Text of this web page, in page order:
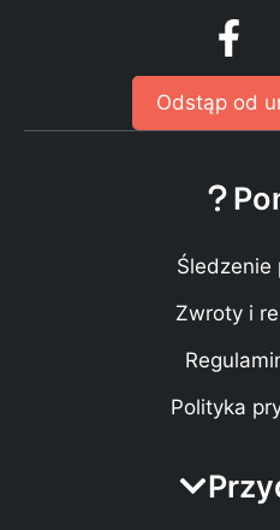
Odstąp od
Śledzenie
Zwroty i
Polityka